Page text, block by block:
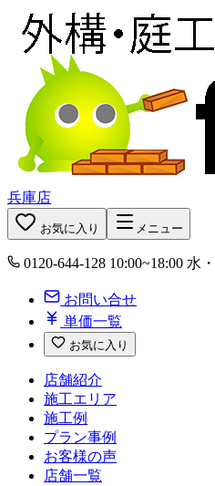
兵庫店
お気に入り メニュー
0120-644-128 10:00~18:00 水
お問い合せ
単価一覧
お気に入り
店舗紹介
施工エリア
施工例
プラン事例
お客様の声
店舗一覧